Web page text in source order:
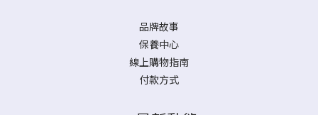
品牌故事
保養中心
線上購物指南
付款方式